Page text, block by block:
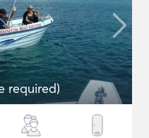
required)